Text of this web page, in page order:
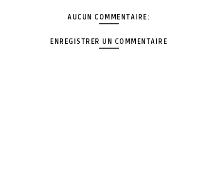
AUCUN COMMENTAIRE:
ENREGISTRER UN COMMENTAIRE